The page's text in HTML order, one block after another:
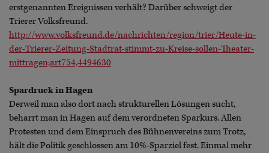
erstgenannten Ereignissen verhält? Darüber schweigt der
Trierer Volksfreund.
http://www.volksfreund.de/nachrichten/region/trier/Heute-in-
der-Trierer-Zeitung-Stadtrat-stimmt-zu-Kreise-sollen-Theater-
mittragen;art754,4494630
Spardruck in Hagen
Derweil man also dort nach strukturellen Lösungen sucht,
beharrt man in Hagen auf dem verordneten Sparkurs. Allen
Protesten und dem Einspruch des Bühnenvereins zum Trotz,
hält die Politik geschlossen am 10%-Sparziel fest. Einmal mehr